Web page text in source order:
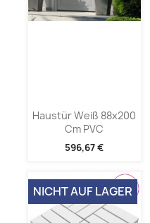
Haustür Weiß 88x200
Cm PVC
596,67 €
NICHT AUF LAGER